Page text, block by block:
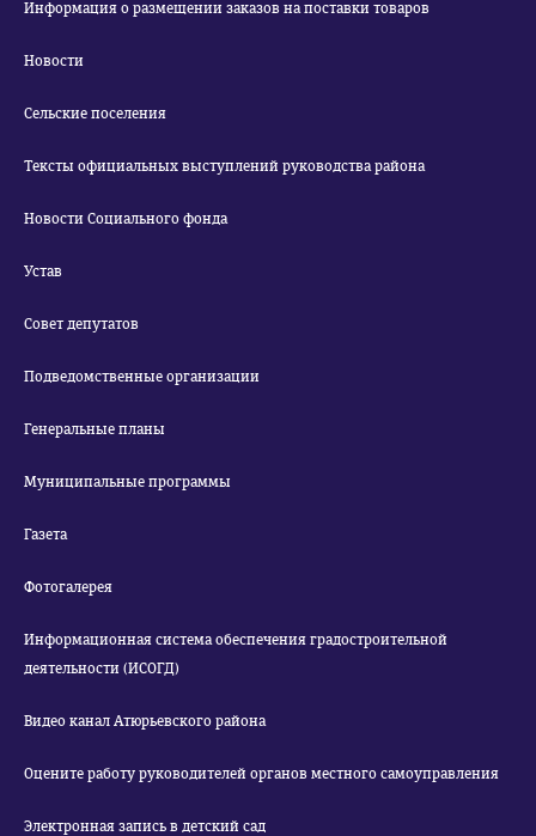
Информация о размещении заказов на поставки товаров
Новости
Сельские поселения
Тексты официальных выступлений руководства района
Новости Социального фонда
Устав
Совет депутатов
Подведомственные организации
Генеральные планы
Муниципальные программы
Газета
Фотогалерея
Информационная система обеспечения градостроительной
деятельности (ИСОГД)
Видео канал Атюрьевского района
Оцените работу руководителей органов местного самоуправления
Электронная запись в детский сад